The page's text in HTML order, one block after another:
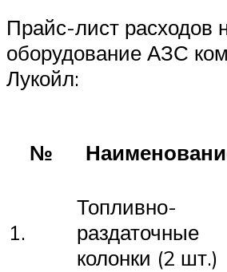
Прайс-лист расходов
оборудование АЗС
Лукойл:
№
1.
Топливно-
раздаточные
колонки (2 шт.)